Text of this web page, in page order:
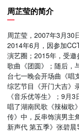
周芷莹的简介
周芷莹，2007年3月30
2014年6月，因参加
演艺圈；2015年，受
歌曲《团圆》；随后，
台七一晚会开场曲《唱
综艺节目《开门大吉》
《音乐优等生》；9月
唱了湖南民歌《辣椒歌
传》中，反串饰演男主
新声代 第五季》张碧晨